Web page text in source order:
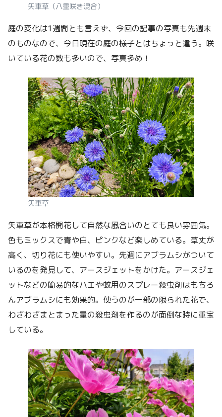
矢車草（八重咲き混合）
庭の変化は1週間とも言えず、今回の記事の写真も先週末
のものなので、今日現在の庭の様子とはちょっと違う。咲
いている花の数も多いので、写真多め！
矢車草
矢車草が本格開花して自然な風合いのとても良い雰囲気。
色もミックスで青や白、ピンクなど楽しめている。草丈が
高く、切り花にも使いやすい。先週にアブラムシがついて
いるのを発見して、アースジェットをかけた。アースジェ
ットなどの簡易的なハエや蚊用のスプレー殺虫剤はもちろ
んアブラムシにも効果的。使うのが一部の限られた花で、
わざわざまとまった量の殺虫剤を作るのが面倒な時に重宝
している。